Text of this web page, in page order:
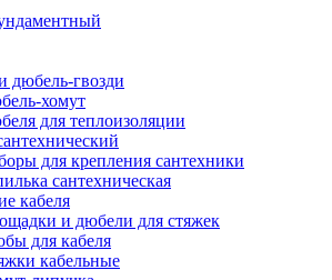
дюбель-гвозди
хомут
для теплоизоляции
для крепления сантехники
сантехническая
кабеля
и дюбели для стяжек
для кабеля
кабельные